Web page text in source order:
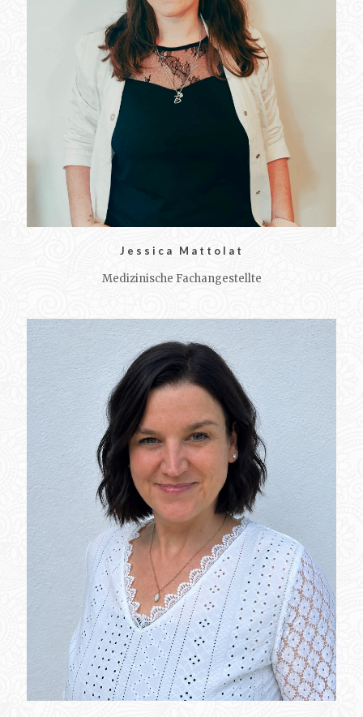
Jessica Mattolat
Medizinische Fachangestellte